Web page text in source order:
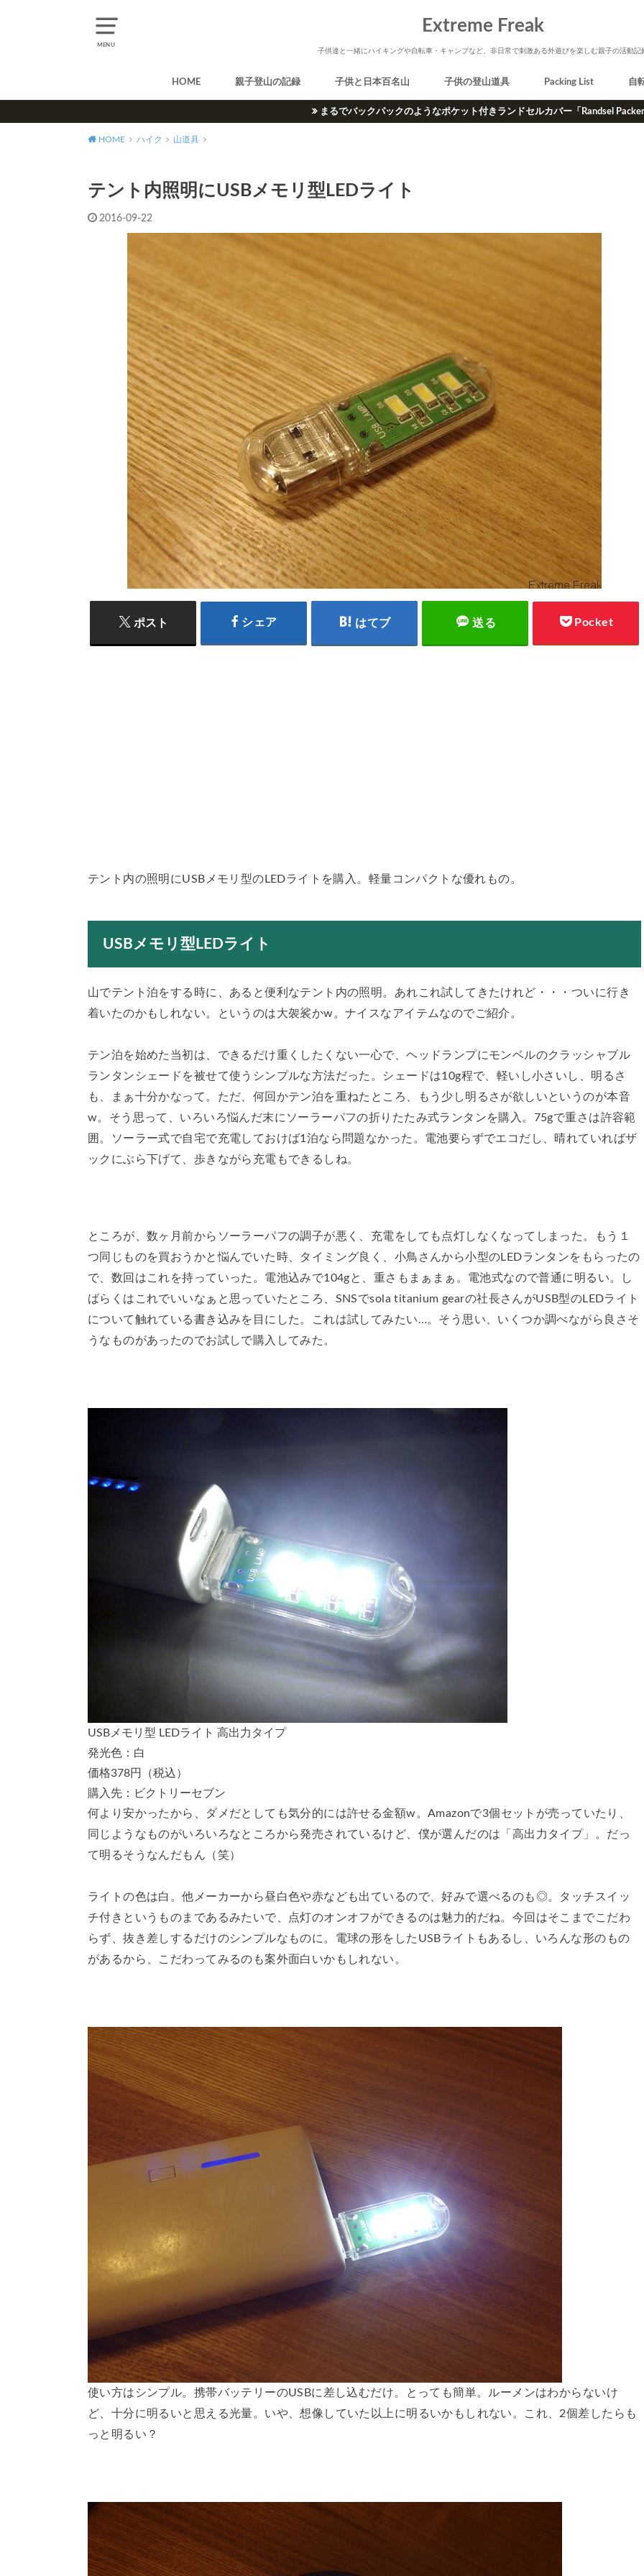
MENU
Extreme Freak
子供達と一緒にハイキングや自転車・キャンプなど、非日常で刺激ある外遊びを楽しむ親子の活動記
HOME 親子登山の記録 子供と日本百名山 子供の登山道具 Packing List 自
まるでバックパックのようなポケット付きランドセルカバー「Randsel Packer
HOME ハイク 山道具
テント内照明にUSBメモリ型LEDライト
2016-09-22
ポスト シェア はてブ 送る Pocket
テント内の照明にUSBメモリ型のLEDライトを購入。軽量コンパクトな優れもの。
USBメモリ型LEDライト
山でテント泊をする時に、あると便利なテント内の照明。あれこれ試してきたけれど・・・ついに行き
着いたのかもしれない。というのは大袈裟かw。ナイスなアイテムなのでご紹介。
テン泊を始めた当初は、できるだけ重くしたくない一心で、ヘッドランプにモンベルのクラッシャブル
ランタンシェードを被せて使うシンプルな方法だった。シェードは10g程で、軽いし小さいし、明るさ
も、まぁ十分かなって。ただ、何回かテン泊を重ねたところ、もう少し明るさが欲しいというのが本音
w。そう思って、いろいろ悩んだ末にソーラーパフの折りたたみ式ランタンを購入。75gで重さは許容範
囲。ソーラー式で自宅で充電しておけば1泊なら問題なかった。電池要らずでエコだし、晴れていればザ
ックにぶら下げて、歩きながら充電もできるしね。
ところが、数ヶ月前からソーラーパフの調子が悪く、充電をしても点灯しなくなってしまった。もう１
つ同じものを買おうかと悩んでいた時、タイミング良く、小鳥さんから小型のLEDランタンをもらったの
で、数回はこれを持っていった。電池込みで104gと、重さもまぁまぁ。電池式なので普通に明るい。し
ばらくはこれでいいなぁと思っていたところ、SNSでsola titanium gearの社長さんがUSB型のLEDライト
について触れている書き込みを目にした。これは試してみたい…。そう思い、いくつか調べながら良さそ
うなものがあったのでお試しで購入してみた。
USBメモリ型 LEDライト 高出力タイプ
発光色：白
価格378円（税込）
購入先：ビクトリーセブン
何より安かったから、ダメだとしても気分的には許せる金額w。Amazonで3個セットが売っていたり、
同じようなものがいろいろなところから発売されているけど、僕が選んだのは「高出力タイプ」。だっ
て明るそうなんだもん（笑）
ライトの色は白。他メーカーから昼白色や赤なども出ているので、好みで選べるのも◎。タッチスイッ
チ付きというものまであるみたいで、点灯のオンオフができるのは魅力的だね。今回はそこまでこだわ
らず、抜き差しするだけのシンプルなものに。電球の形をしたUSBライトもあるし、いろんな形のもの
があるから、こだわってみるのも案外面白いかもしれない。
使い方はシンプル。携帯バッテリーのUSBに差し込むだけ。とっても簡単。ルーメンはわからないけ
ど、十分に明るいと思える光量。いや、想像していた以上に明るいかもしれない。これ、2個差したらも
っと明るい？